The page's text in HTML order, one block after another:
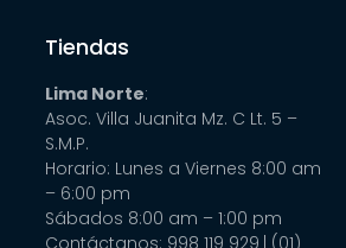
Tiendas
Lima Norte:
Asoc. Villa Juanita Mz. C Lt. 5 –
S.M.P.
Horario: Lunes a Viernes 8:00 am
– 6:00 pm
Sábados 8:00 am – 1:00 pm
Contáctanos: 998 119 929 | (01)